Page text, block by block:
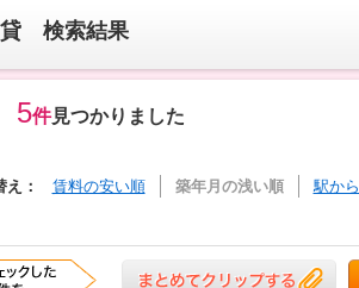
検索結果
5件見つかりました
え： 賃料の安い順 築年月の浅い順 駅か